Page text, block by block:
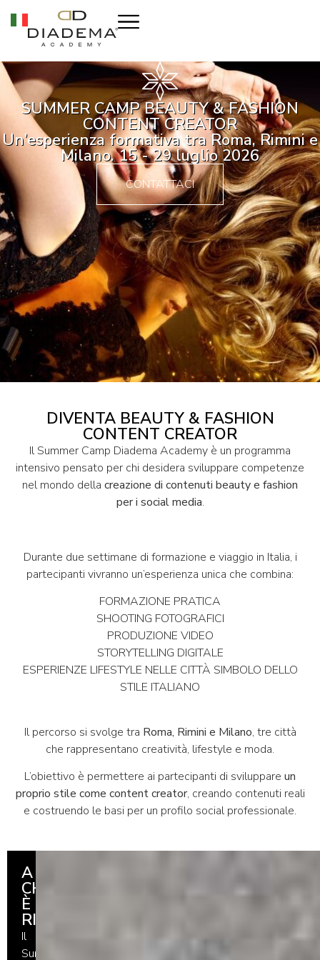
SUMMER CAMP BEAUTY & FASHION
CONTENT CREATOR
Un’esperienza formativa tra Roma, Rimini e
Milano. 15 - 29 luglio 2026
CONTATTACI
DIVENTA BEAUTY & FASHION
CONTENT CREATOR
Il Summer Camp Diadema Academy è un programma
intensivo pensato per chi desidera sviluppare competenze
nel mondo della creazione di contenuti beauty e fashion
per i social media.
Durante due settimane di formazione e viaggio in Italia, i
partecipanti vivranno un’esperienza unica che combina:
FORMAZIONE PRATICA
SHOOTING FOTOGRAFICI
PRODUZIONE VIDEO
STORYTELLING DIGITALE
ESPERIENZE LIFESTYLE NELLE CITTÀ SIMBOLO DELLO
STILE ITALIANO
Il percorso si svolge tra Roma, Rimini e Milano, tre città
che rappresentano creatività, lifestyle e moda.
L’obiettivo è permettere ai partecipanti di sviluppare un
proprio stile come content creator, creando contenuti reali
e costruendo le basi per un profilo social professionale.
A
CHI
È
RIVOLTO
Il
Summer